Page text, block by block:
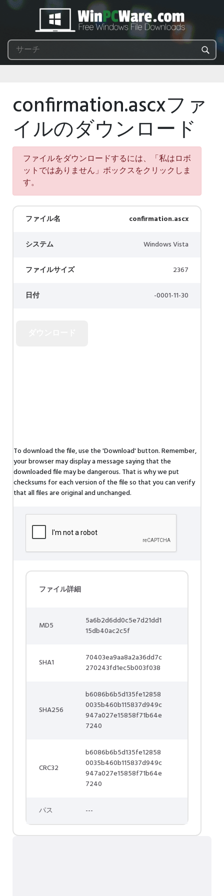
confirmation.ascxファ
イルのダウンロード
ファイルをダウンロードするには、「私はロボ
ットではありません」ボックスをクリックしま
す。
ファイル名 confirmation.ascx
システム Windows Vista
ファイルサイズ 2367
日付 -0001-11-30
To download the file, use the 'Download' button. Remember,
your browser may display a message saying that the
downloaded file may be dangerous. That is why we put
checksums for each version of the file so that you can verify
that all files are original and unchanged.
ファイル詳細
MD5
5a6b2d6dd0c5e7d21dd1
15db40ac2c5f
SHA1
70403ea9aa8a2a36dd7c
270243fd1ec5b003f038
SHA256
b6086b6b5d135fe12858
0035b460b115837d949c
947a027e15858f71b64e
7240
CRC32
b6086b6b5d135fe12858
0035b460b115837d949c
947a027e15858f71b64e
7240
パス ---